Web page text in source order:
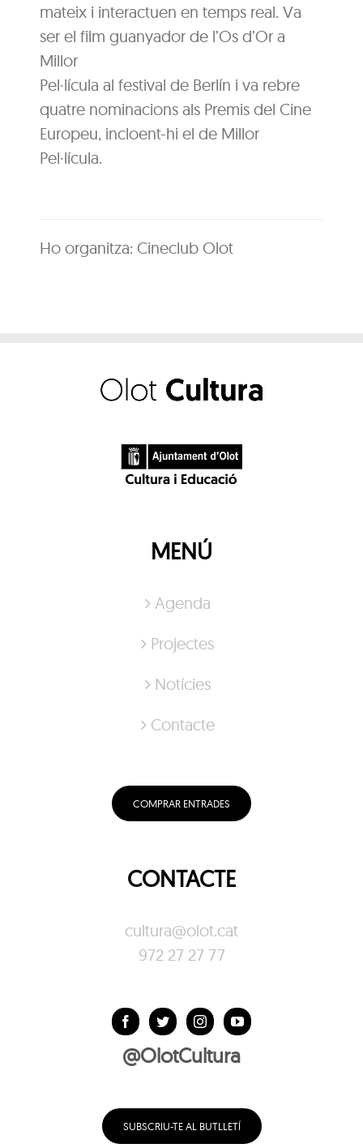
mateix i interactuen en temps real. Va
ser el film guanyador de l’Os d’Or a
Millor
Pel·lícula al festival de Berlín i va rebre
quatre nominacions als Premis del Cine
Europeu, incloent-hi el de Millor
Pel·lícula.
Ho organitza: Cineclub Olot
MENÚ
Agenda
Projectes
Notícies
Contacte
COMPRAR ENTRADES
CONTACTE
cultura@olot.cat
972 27 27 77
@OlotCultura
SUBSCRIU-TE AL BUTLLETÍ